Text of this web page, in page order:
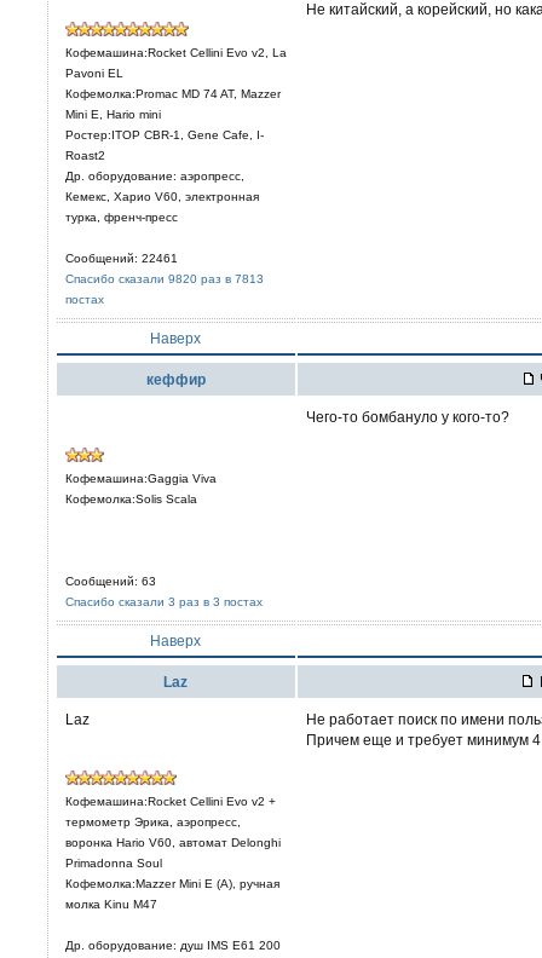
Кофемашина:Rocket Cellini Evo v2, La
Pavoni EL
Кофемолка:Promac MD 74 AT, Mazzer
Mini E, Hario mini
Ростер:ITOP CBR-1, Gene Cafe, I-
Roast2
Др. оборудование: аэропресс,
Кемекс, Харио V60, электронная
турка, френч-пресс
Сообщений: 22461
Спасибо сказали 9820 раз в 7813
постах
Не китайский, а корейский, но
Наверх
кеффир
Кофемашина:Gaggia Viva
Кофемолка:Solis Scala
Сообщений: 63
Спасибо сказали 3 раз в 3 постах
Чего-то бомбануло у кого-то?
Наверх
Laz
Laz
Кофемашина:Rocket Cellini Evo v2 +
термометр Эрика, аэропресс,
воронка Hario V60, автомат Delonghi
Primadonna Soul
Кофемолка:Mazzer Mini E (A), ручная
молка Kinu M47
Др. оборудование: душ IMS E61 200
Не работает поиск по имени
Причем еще и требует минимум 4